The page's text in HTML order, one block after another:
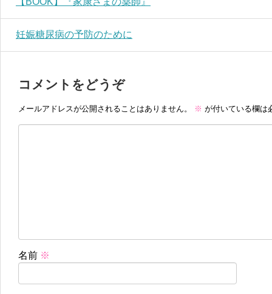
妊娠糖尿病の予防のために
コメントをどうぞ
メールアドレスが公開されることはありません。 ※ が付いている欄は
名前 ※